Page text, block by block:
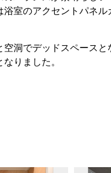
室のアクセントパネ
洞でデッドスペースと
りました。